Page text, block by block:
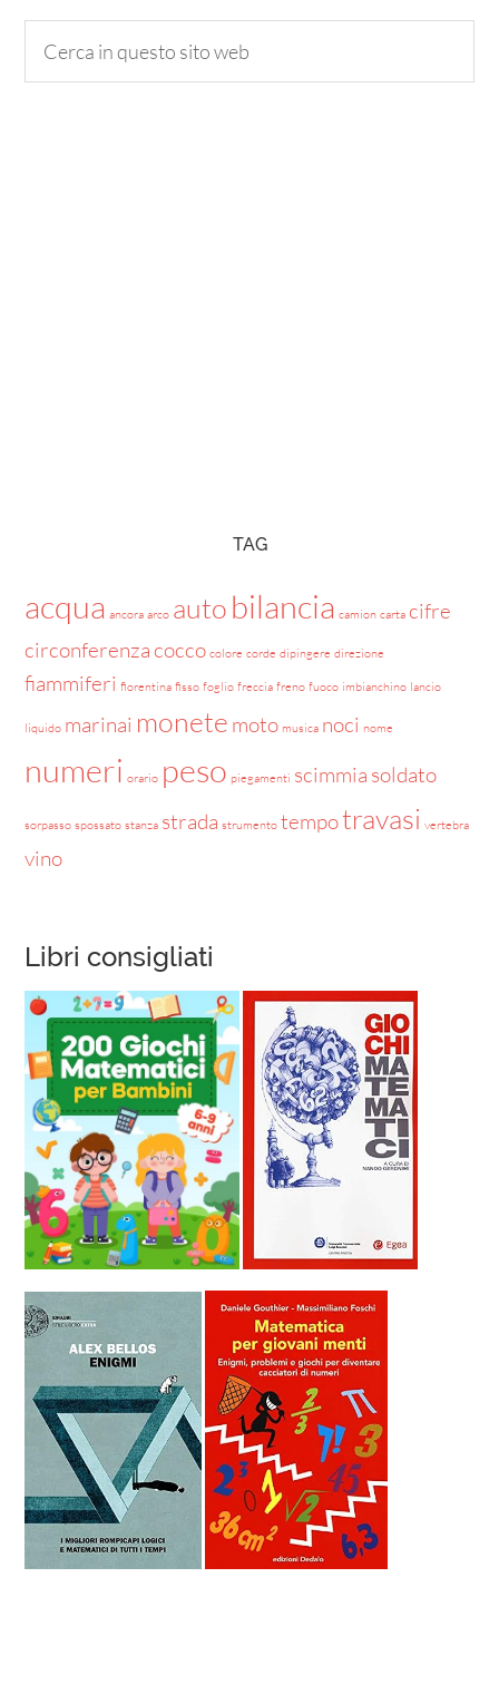
TAG
acqua ancora arco autobilancia camion carta cifre
circonferenzacocco colore corde dipingere direzione
fiammiferi fiorentina fisso foglio freccia freno fuoco imbianchino lancio
liquido marinai monete moto musica noci nome
numeri orario peso piegamenti scimmia soldato
sorpasso spossato stanza strada strumento tempotravasi vertebra
vino
Libri consigliati